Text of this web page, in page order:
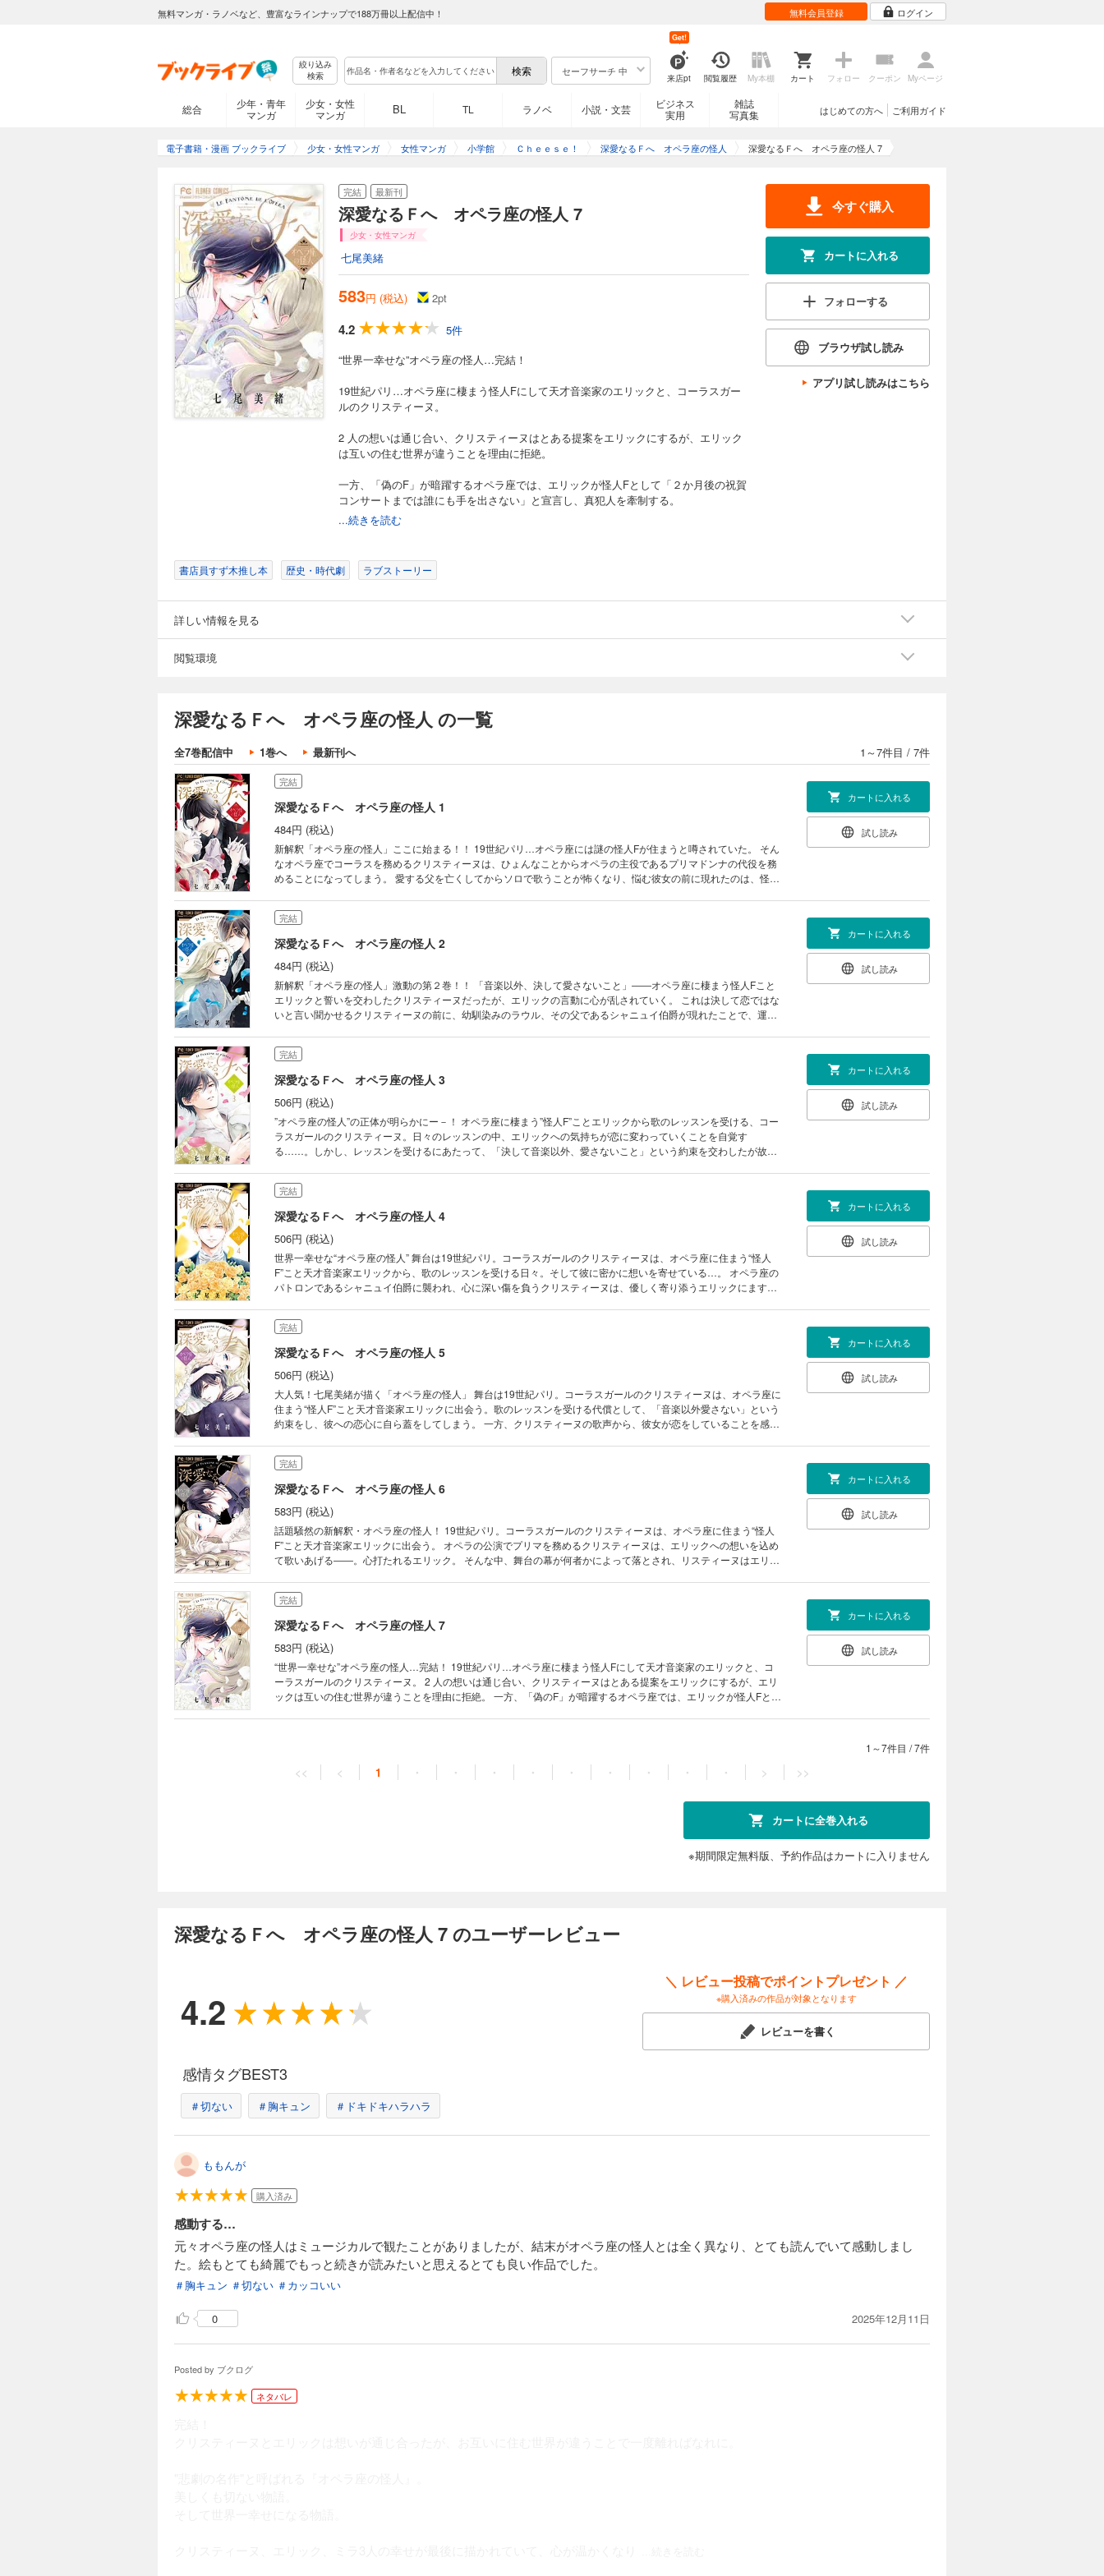
無料マンガ・ラノベなど、豊富なラインナップで188万冊以上配信中！ 無料会員登録 ログイン
絞り込み
検索
セーフサーチ 中
来店pt
Get!
閲覧履歴 My本棚 カート フォロー クーポン Myページ
総合
少年・青年
マンガ
少女・女性
マンガ
BL TL ラノベ 小説・文芸
ビジネス
実用
雑誌
写真集
ご利用ガイド
はじめての方へ
電子書籍・漫画 ブックライブ 少女・女性マンガ 女性マンガ 小学館 Ｃｈｅｅｓｅ！ 深愛なるＦへ オペラ座の怪人 深愛なるＦへ オペラ座の怪人 7
完結 最新刊
深愛なるＦへ オペラ座の怪人 7
少女・女性マンガ
七尾美緒
583円 (税込) 2pt
4.2
5件
“世界一幸せな”オペラ座の怪人…完結！
19世紀パリ…オペラ座に棲まう怪人Fにして天才音楽家のエリックと、コーラスガー
ルのクリスティーヌ。
2 人の想いは通じ合い、クリスティーヌはとある提案をエリックにするが、エリック
は互いの住む世界が違うことを理由に拒絶。
一方、「偽のF」が暗躍するオペラ座では、エリックが怪人Fとして「２か月後の祝賀
コンサートまでは誰にも手を出さない」と宣言し、真犯人を牽制する。
祝賀コンサートが目前に迫り、クリスティーヌ、ラウル、そしてエリックは
“悲劇の名作”と名高い『オペラ座の怪人』を、世界一幸せな恋物語へと導く…感涙の
...続きを読む
今すぐ購入
カートに入れる
フォローする
ブラウザ試し読み
アプリ試し読みはこちら
書店員すず木推し本 歴史・時代劇 ラブストーリー
詳しい情報を見る
閲覧環境
深愛なるＦへ オペラ座の怪人 の一覧
全7巻配信中 1巻へ 最新刊へ 1～7件目 / 7件
完結
深愛なるＦへ オペラ座の怪人 1
484円 (税込)
新解釈「オペラ座の怪人」ここに始まる！！ 19世紀パリ…オペラ座には謎の怪人Fが住まうと噂されていた。 そん
なオペラ座でコーラスを務めるクリスティーヌは、ひょんなことからオペラの主役であるプリマドンナの代役を務
めることになってしまう。 愛する父を亡くしてからソロで歌うことが怖くなり、悩む彼女の前に現れたのは、怪人
ないことを条件に歌のレッスンをしてくれることに。 しかし、彼と過ごす日々の中で、恋を知らなかったクリステ
ィーヌの心が少しずつ動き始めて…？ 不朽の名作『オペラ座の怪人』を天才・七尾美緒が新解釈で描く、美しくも
儚いラブロマンス!!
カートに入れる
試し読み
完結
深愛なるＦへ オペラ座の怪人 2
484円 (税込)
新解釈「オペラ座の怪人」激動の第２巻！！ 「音楽以外、決して愛さないこと」――オペラ座に棲まう怪人Fこと
エリックと誓いを交わしたクリスティーヌだったが、エリックの言動に心が乱されていく。 これは決して恋ではな
いと言い聞かせるクリスティーヌの前に、幼馴染みのラウル、その父であるシャニュイ伯爵が現れたことで、運命
カートに入れる
試し読み
完結
深愛なるＦへ オペラ座の怪人 3
506円 (税込)
”オペラ座の怪人”の正体が明らかにー－！ オペラ座に棲まう”怪人F”ことエリックから歌のレッスンを受ける、コー
ラスガールのクリスティーヌ。日々のレッスンの中、エリックへの気持ちが恋に変わっていくことを自覚す
る……。しかし、レッスンを受けるにあたって、「決して音楽以外、愛さないこと」という約束を交わしたが故
ニュイ伯爵に襲われたクリスティーヌを間一髪で助けてくれたエリックの瞳は－－黄金に輝いていた。エリックの
過去が、ついに明らかになる急展開の第３巻！！
カートに入れる
試し読み
完結
深愛なるＦへ オペラ座の怪人 4
506円 (税込)
世界一幸せな“オペラ座の怪人” 舞台は19世紀パリ。コーラスガールのクリスティーヌは、オペラ座に住まう“怪人
F”こと天才音楽家エリックから、歌のレッスンを受ける日々。そして彼に密かに想いを寄せている…。 オペラ座の
パトロンであるシャニュイ伯爵に襲われ、心に深い傷を負うクリスティーヌは、優しく寄り添うエリックにますま
悲劇の名作”を、世界一幸せな恋物語へと導く――… 天才・七尾美緒が新解釈！！
カートに入れる
試し読み
完結
深愛なるＦへ オペラ座の怪人 5
506円 (税込)
大人気！七尾美緒が描く「オペラ座の怪人」 舞台は19世紀パリ。コーラスガールのクリスティーヌは、オペラ座に
住まう“怪人F”こと天才音楽家エリックに出会う。歌のレッスンを受ける代償として、「音楽以外愛さない」という
約束をし、彼への恋心に自ら蓋をしてしまう。 一方、クリスティーヌの歌声から、彼女が恋をしていることを感じ
る――。 そんな中、クリスティーヌはエリックの過去を知るダロガと出会い…!? “悲劇の名作”と名高い『オペラ座
の怪人』を、世界一幸せな恋物語へと導く―――。
カートに入れる
試し読み
完結
深愛なるＦへ オペラ座の怪人 6
583円 (税込)
話題騒然の新解釈・オペラ座の怪人！ 19世紀パリ。コーラスガールのクリスティーヌは、オペラ座に住まう“怪人
F”こと天才音楽家エリックに出会う。 オペラの公演でプリマを務めるクリスティーヌは、エリックへの想いを込め
て歌いあげる――。心打たれるエリック。 そんな中、舞台の幕が何者かによって落とされ、リスティーヌはエリッ
は”F”だという噂が駆け巡るが…。 “悲劇の名作”と名高い『オペラ座の怪人』を、世界一幸せな恋物語へと導く
―――。
カートに入れる
試し読み
完結
深愛なるＦへ オペラ座の怪人 7
583円 (税込)
“世界一幸せな”オペラ座の怪人…完結！ 19世紀パリ…オペラ座に棲まう怪人Fにして天才音楽家のエリックと、コ
ーラスガールのクリスティーヌ。 2 人の想いは通じ合い、クリスティーヌはとある提案をエリックにするが、エリ
ックは互いの住む世界が違うことを理由に拒絶。 一方、「偽のF」が暗躍するオペラ座では、エリックが怪人Fとし
カートに入れる
試し読み
1～7件目 /7件
<< < 1 ・ ・ ・ ・ ・ ・ ・ ・ ・ > >>
カートに全巻入れる
※期間限定無料版、予約作品はカートに入りません
深愛なるＦへ オペラ座の怪人 7 のユーザーレビュー
4.2
＼ レビュー投稿でポイントプレゼント ／
※購入済みの作品が対象となります
レビューを書く
感情タグBEST3
＃切ない ＃胸キュン ＃ドキドキハラハラ
ももんが
購入済み
感動する…
元々オペラ座の怪人はミュージカルで観たことがありましたが、結末がオペラ座の怪人とは全く異なり、とても読んでいて感動しまし
た。絵もとても綺麗でもっと続きが読みたいと思えるとても良い作品でした。
＃胸キュン ＃切ない ＃カッコいい
0 2025年12月11日
Posted by ブクログ
ネタバレ